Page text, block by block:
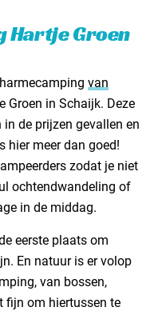
in Nederland
Hartje Groen
van
Groen in Schaijk. Deze
de prijzen gevallen en
hier meer dan goed!
zodat je niet
ochtendwandeling of
in de middag.
eerste plaats om
En natuur is er volop
van bossen,
fijn om hiertussen te